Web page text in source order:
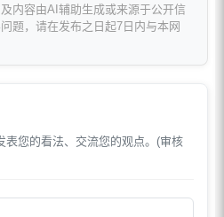
内容由AI辅助生成或来源于公开信
题，请在发布之日起7日内与本网
您的看法、交流您的观点。(审核